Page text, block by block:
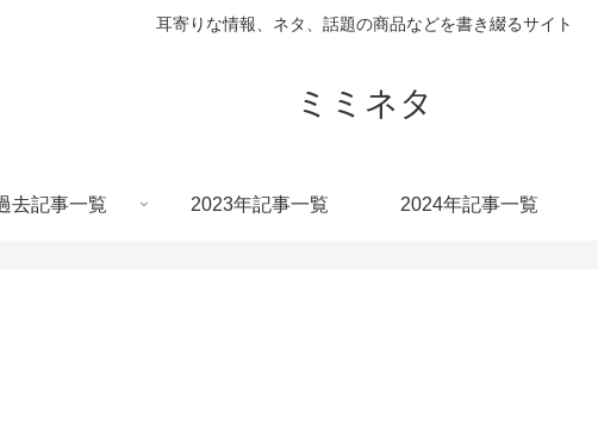
耳寄りな情報、ネタ、話題の商品などを書き綴るサイト
ミミネタ
去記事一覧 2023年記事一覧 2024年記事一覧